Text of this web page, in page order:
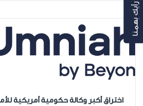
اختراق أكبر وكالة حكومية أمريكية
رأيك بهمنا